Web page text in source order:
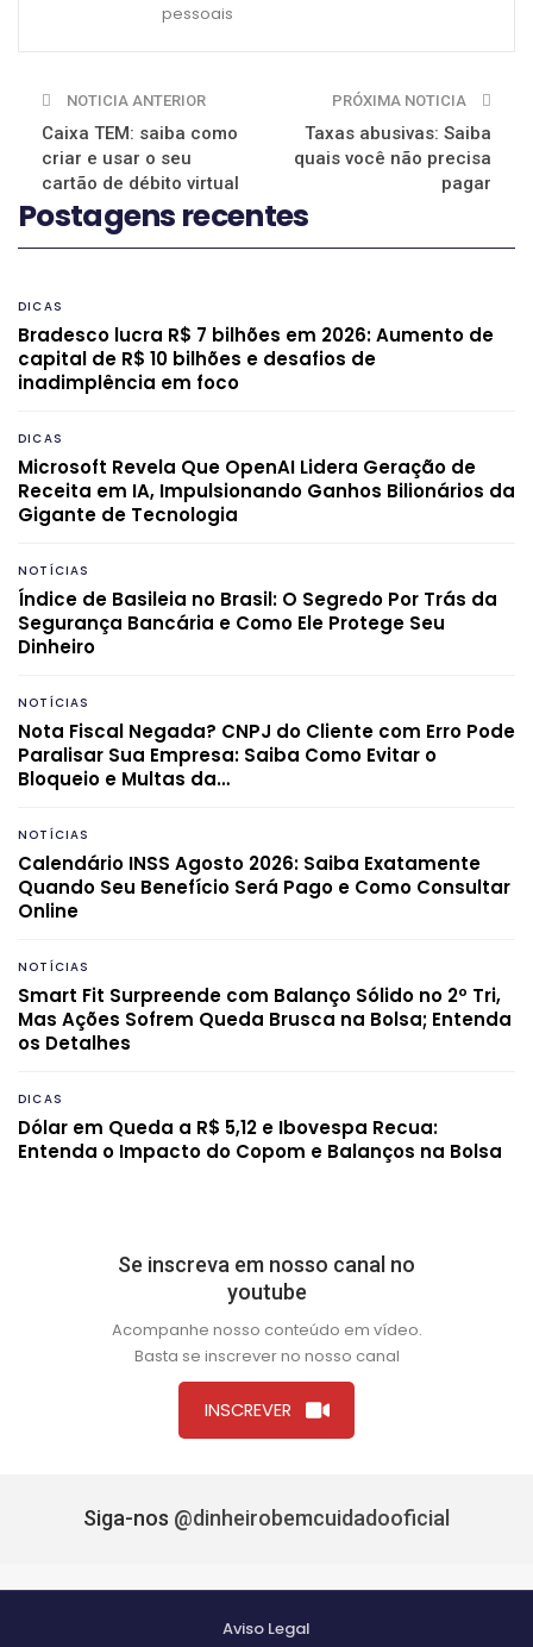
pessoais
NOTICIA ANTERIOR
Caixa TEM: saiba como
criar e usar o seu
cartão de débito virtual
PRÓXIMA NOTICIA
Taxas abusivas: Saiba
quais você não precisa
pagar
Postagens recentes
DICAS
Bradesco lucra R$ 7 bilhões em 2026: Aumento de
capital de R$ 10 bilhões e desafios de
inadimplência em foco
DICAS
Microsoft Revela Que OpenAI Lidera Geração de
Receita em IA, Impulsionando Ganhos Bilionários da
Gigante de Tecnologia
NOTÍCIAS
Índice de Basileia no Brasil: O Segredo Por Trás da
Segurança Bancária e Como Ele Protege Seu
Dinheiro
NOTÍCIAS
Nota Fiscal Negada? CNPJ do Cliente com Erro Pode
Paralisar Sua Empresa: Saiba Como Evitar o
Bloqueio e Multas da…
NOTÍCIAS
Calendário INSS Agosto 2026: Saiba Exatamente
Quando Seu Benefício Será Pago e Como Consultar
Online
NOTÍCIAS
Smart Fit Surpreende com Balanço Sólido no 2º Tri,
Mas Ações Sofrem Queda Brusca na Bolsa; Entenda
os Detalhes
DICAS
Dólar em Queda a R$ 5,12 e Ibovespa Recua:
Entenda o Impacto do Copom e Balanços na Bolsa
Se inscreva em nosso canal no
youtube
Acompanhe nosso conteúdo em vídeo.
Basta se inscrever no nosso canal
INSCREVER
Siga-nos @dinheirobemcuidadooficial
Aviso Legal